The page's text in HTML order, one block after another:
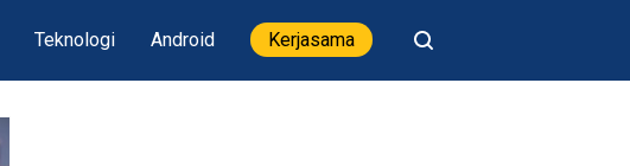
Teknologi Android Kerjasama